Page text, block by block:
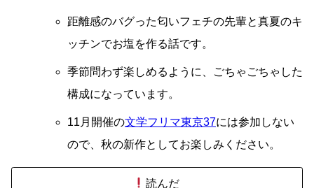
距離感のバグった匂いフェチの先輩と真夏のキ
ッチンでお塩を作る話です。
季節問わず楽しめるように、ごちゃごちゃした
構成になっています。
11月開催の文学フリマ東京37には参加しない
ので、秋の新作としてお楽しみください。
読んだ